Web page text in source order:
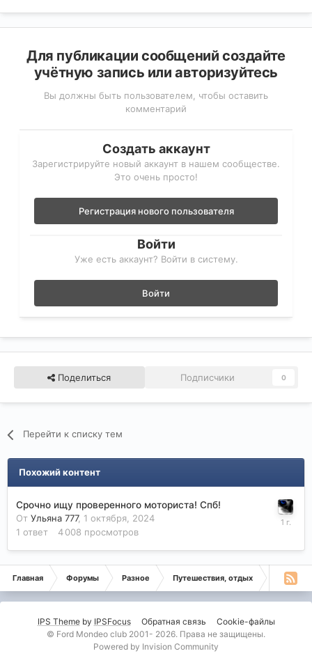
Для публикации сообщений создайте
учётную запись или авторизуйтесь
Вы должны быть пользователем, чтобы оставить
комментарий
Создать аккаунт
Зарегистрируйте новый аккаунт в нашем сообществе.
Это очень просто!
Регистрация нового пользователя
Войти
Уже есть аккаунт? Войти в систему.
Войти
Поделиться Подписчики 0
Перейти к списку тем
Похожий контент
Срочно ищу проверенного моториста! Спб!
От Ульяна 777, 1 октября, 2024
1 ответ 4 008 просмотров
Главная Форумы Разное Путешествия, отдых СПб-
IPS Themeby IPSFocus Обратная связь
Cookie-файлы
© Ford Mondeo club 2001- 2026. Права не защищены.
Powered by Invision Community